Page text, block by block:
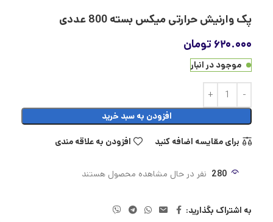
پک وارنیش حرارتی میکس بسته 800 عددی
۶۲۰.۰۰۰ تومان
موجود در انبار
افزودن به سبد خرید
برای مقایسه اضافه کنید افزودن به علاقه مندی
280 نفر در حال مشاهده محصول هستند
به اشتراک بگذارید: